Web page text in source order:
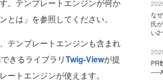
。テンプレートエンジンが何か
とは」を参照してください。
テンプレートエンジンも含まれ
きるライブラリTwig-Viewが提
トエンジンが使えます。
な
氏
い2
PR